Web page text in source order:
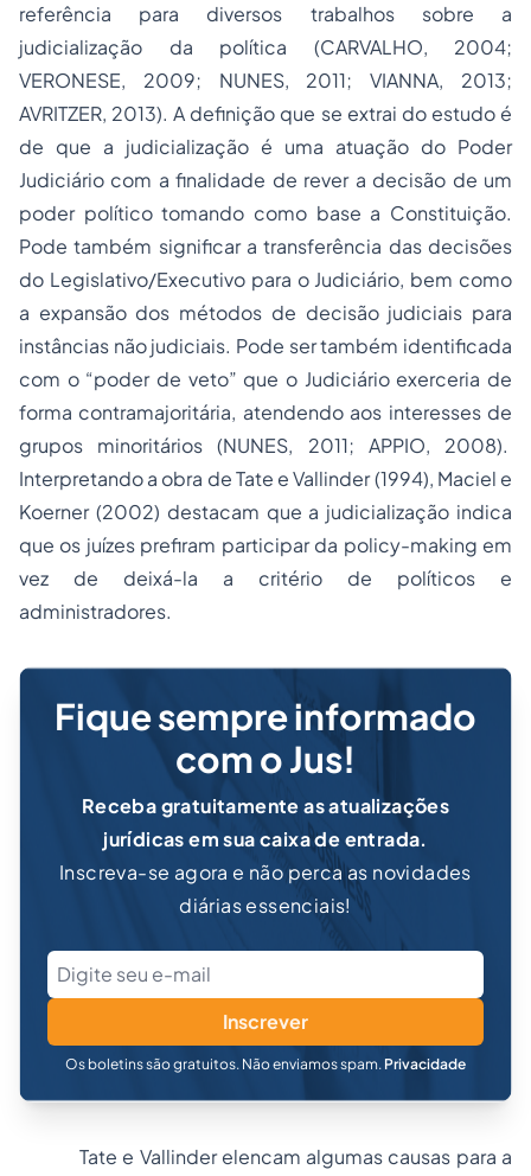
referência para diversos trabalhos sobre a
judicialização da política (CARVALHO, 2004;
VERONESE, 2009; NUNES, 2011; VIANNA, 2013;
AVRITZER, 2013). A definição que se extrai do estudo é
de que a judicialização é uma atuação do Poder
Judiciário com a finalidade de rever a decisão de um
poder político tomando como base a Constituição.
Pode também significar a transferência das decisões
do Legislativo/Executivo para o Judiciário, bem como
a expansão dos métodos de decisão judiciais para
instâncias não judiciais. Pode ser também identificada
com o “poder de veto” que o Judiciário exerceria de
forma contramajoritária, atendendo aos interesses de
grupos minoritários (NUNES, 2011; APPIO, 2008).
Interpretando a obra de Tate e Vallinder (1994), Maciel e
Koerner (2002) destacam que a judicialização indica
que os juízes prefiram participar da policy-making em
vez de deixá-la a critério de políticos e
administradores.
Fique sempre informado
com o Jus!
Receba gratuitamente as atualizações
jurídicas em sua caixa de entrada.
Inscreva-se agora e não perca as novidades
diárias essenciais!
Inscrever
Os boletins são gratuitos. Não enviamos spam. Privacidade
Tate e Vallinder elencam algumas causas para a